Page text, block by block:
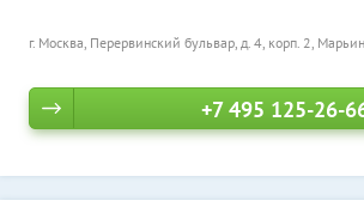
г. Москва, Перервинский бульвар, д. 4, корп. 2,
+7 495 125-26-